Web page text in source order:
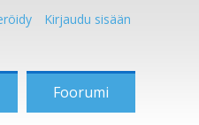
Kirjaudu sisään
Foorumi